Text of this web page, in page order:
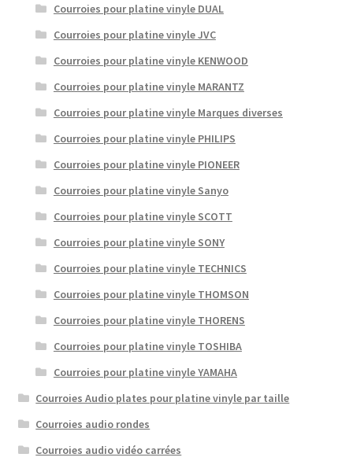
Courroies pour platine vinyle DUAL
Courroies pour platine vinyle JVC
Courroies pour platine vinyle KENWOOD
Courroies pour platine vinyle MARANTZ
Courroies pour platine vinyle Marques diverses
Courroies pour platine vinyle PHILIPS
Courroies pour platine vinyle PIONEER
Courroies pour platine vinyle Sanyo
Courroies pour platine vinyle SCOTT
Courroies pour platine vinyle SONY
Courroies pour platine vinyle TECHNICS
Courroies pour platine vinyle THOMSON
Courroies pour platine vinyle THORENS
Courroies pour platine vinyle TOSHIBA
Courroies pour platine vinyle YAMAHA
Courroies Audio plates pour platine vinyle par taille
Courroies audio rondes
Courroies audio vidéo carrées